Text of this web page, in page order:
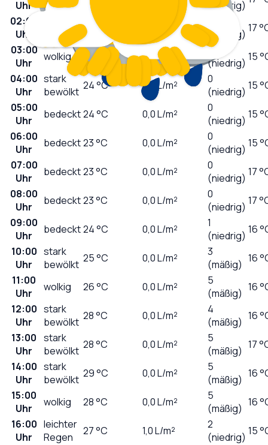
Uhr (niedrig)
02:00
Uhr
wolkig 24 °C L/m²
(niedrig) 17
03:00
Uhr
wolkig 24°C 0,0L/m²
0
(niedrig) 15
04:00
Uhr
stark
bewölkt 24°C 0,0 L/m²
0
(niedrig) 15
05:00
Uhr
bedeckt24°C 0,0L/m²
0
(niedrig) 15
06:00
Uhr
bedeckt23°C 0,0L/m²
0
(niedrig) 15
07:00
Uhr
bedeckt23°C 0,0L/m²
0
(niedrig) 17
08:00
Uhr
bedeckt23°C 0,0L/m²
0
(niedrig) 17
09:00
Uhr
bedeckt24°C 0,0L/m²
1
(niedrig) 16
10:00
Uhr
stark
bewölkt 25°C 0,0L/m²
3
(mäßig) 16
11:00
Uhr
wolkig 26°C 0,0L/m²
5
(mäßig) 16
12:00
Uhr
stark
bewölkt 28°C 0,0L/m²
4
(mäßig) 16
13:00
Uhr
stark
bewölkt 28°C 0,0L/m²
5
(mäßig) 17
14:00
Uhr
stark
bewölkt 29°C 0,0L/m²
5
(mäßig) 16
15:00
Uhr
wolkig 28°C 0,0L/m²
5
(mäßig) 16
16:00
Uhr
leichter
Regen
27°C 1,0L/m²
2
(niedrig) 15